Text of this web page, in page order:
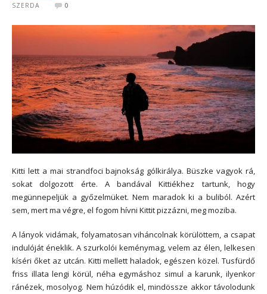
SZERDA
0
Kitti lett a mai strandfoci bajnokság gólkirálya. Büszke vagyok rá,
sokat dolgozott érte. A bandával Kittiékhez tartunk, hogy
megünnepeljük a győzelmüket. Nem maradok ki a buliból. Azért
sem, mert ma végre, el fogom hívni Kittit pizzázni, meg moziba.
A lányok vidámak, folyamatosan viháncolnak körülöttem, a csapat
indulóját éneklik. A szurkolói keménymag, velem az élen, lelkesen
kíséri őket az utcán. Kitti mellett haladok, egészen közel. Tusfürdő
friss illata lengi körül, néha egymáshoz simul a karunk, ilyenkor
ránézek, mosolyog. Nem húzódik el, mindössze akkor távolodunk